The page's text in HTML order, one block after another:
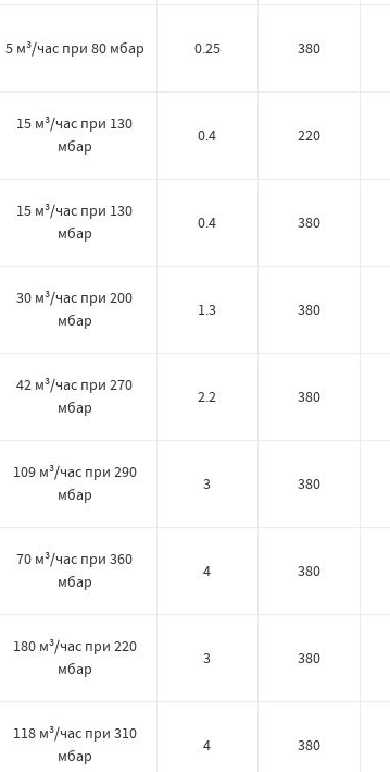
5 м³/час при 80 мбар 0.25 380
15 м³/час при 130
мбар
0.4 220
15 м³/час при 130
мбар
0.4 380
30 м³/час при 200
мбар
1.3 380
42 м³/час при 270
мбар
2.2 380
109 м³/час при 290
мбар
3 380
70 м³/час при 360
мбар
4 380
180 м³/час при 220
мбар
3 380
118 м³/час при 310
мбар
4 380